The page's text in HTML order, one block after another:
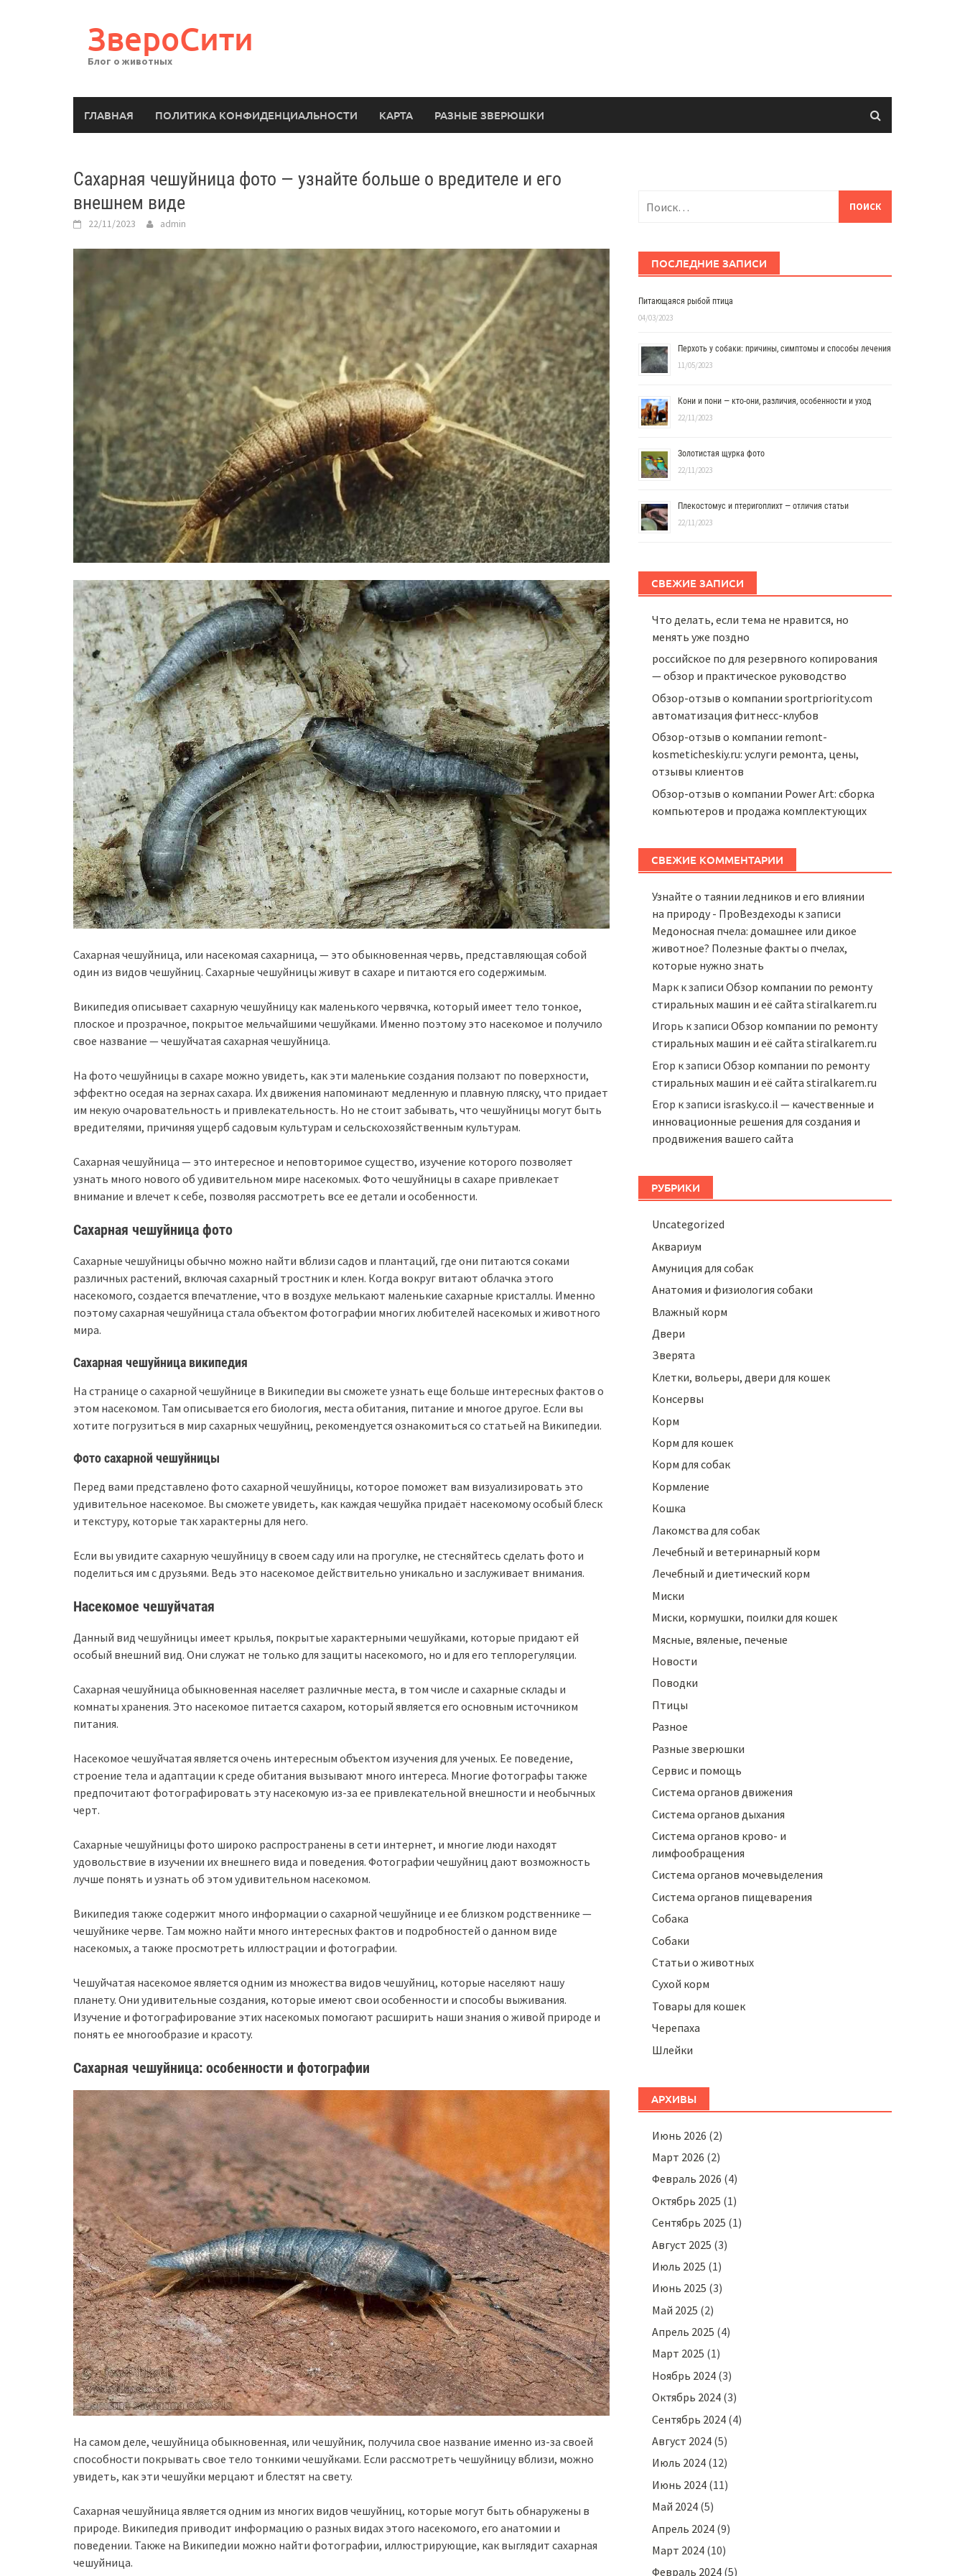
ЗвероСити
Блог о животных
ГЛАВНАЯ ПОЛИТИКА КОНФИДЕНЦИАЛЬНОСТИ КАРТА РАЗНЫЕ ЗВЕРЮШКИ
Сахарная чешуйница фото — узнайте больше о вредителе и его
внешнем виде
22/11/2023 admin
Сахарная чешуйница, или насекомая сахарница, — это обыкновенная червь, представляющая собой
один из видов чешуйниц. Сахарные чешуйницы живут в сахаре и питаются его содержимым.
Википедия описывает сахарную чешуйницу как маленького червячка, который имеет тело тонкое,
плоское и прозрачное, покрытое мельчайшими чешуйками. Именно поэтому это насекомое и получило
свое название — чешуйчатая сахарная чешуйница.
На фото чешуйницы в сахаре можно увидеть, как эти маленькие создания ползают по поверхности,
эффектно оседая на зернах сахара. Их движения напоминают медленную и плавную пляску, что придает
им некую очаровательность и привлекательность. Но не стоит забывать, что чешуйницы могут быть
вредителями, причиняя ущерб садовым культурам и сельскохозяйственным культурам.
Сахарная чешуйница — это интересное и неповторимое существо, изучение которого позволяет
узнать много нового об удивительном мире насекомых. Фото чешуйницы в сахаре привлекает
внимание и влечет к себе, позволяя рассмотреть все ее детали и особенности.
Сахарная чешуйница фото
Сахарные чешуйницы обычно можно найти вблизи садов и плантаций, где они питаются соками
различных растений, включая сахарный тростник и клен. Когда вокруг витают облачка этого
насекомого, создается впечатление, что в воздухе мелькают маленькие сахарные кристаллы. Именно
поэтому сахарная чешуйница стала объектом фотографии многих любителей насекомых и животного
мира.
Сахарная чешуйница википедия
На странице о сахарной чешуйнице в Википедии вы сможете узнать еще больше интересных фактов о
этом насекомом. Там описывается его биология, места обитания, питание и многое другое. Если вы
хотите погрузиться в мир сахарных чешуйниц, рекомендуется ознакомиться со статьей на Википедии.
Фото сахарной чешуйницы
Перед вами представлено фото сахарной чешуйницы, которое поможет вам визуализировать это
удивительное насекомое. Вы сможете увидеть, как каждая чешуйка придаёт насекомому особый блеск
и текстуру, которые так характерны для него.
Если вы увидите сахарную чешуйницу в своем саду или на прогулке, не стесняйтесь сделать фото и
поделиться им с друзьями. Ведь это насекомое действительно уникально и заслуживает внимания.
Насекомое чешуйчатая
Данный вид чешуйницы имеет крылья, покрытые характерными чешуйками, которые придают ей
особый внешний вид. Они служат не только для защиты насекомого, но и для его теплорегуляции.
Сахарная чешуйница обыкновенная населяет различные места, в том числе и сахарные склады и
комнаты хранения. Это насекомое питается сахаром, который является его основным источником
питания.
Насекомое чешуйчатая является очень интересным объектом изучения для ученых. Ее поведение,
строение тела и адаптации к среде обитания вызывают много интереса. Многие фотографы также
предпочитают фотографировать эту насекомую из-за ее привлекательной внешности и необычных
черт.
Сахарные чешуйницы фото широко распространены в сети интернет, и многие люди находят
удовольствие в изучении их внешнего вида и поведения. Фотографии чешуйниц дают возможность
лучше понять и узнать об этом удивительном насекомом.
Википедия также содержит много информации о сахарной чешуйнице и ее близком родственнике —
чешуйнике черве. Там можно найти много интересных фактов и подробностей о данном виде
насекомых, а также просмотреть иллюстрации и фотографии.
Чешуйчатая насекомое является одним из множества видов чешуйниц, которые населяют нашу
планету. Они удивительные создания, которые имеют свои особенности и способы выживания.
Изучение и фотографирование этих насекомых помогают расширить наши знания о живой природе и
понять ее многообразие и красоту.
Сахарная чешуйница: особенности и фотографии
На самом деле, чешуйница обыкновенная, или чешуйник, получила свое название именно из-за своей
способности покрывать свое тело тонкими чешуйками. Если рассмотреть чешуйницу вблизи, можно
увидеть, как эти чешуйки мерцают и блестят на свету.
Сахарная чешуйница является одним из многих видов чешуйниц, которые могут быть обнаружены в
природе. Википедия приводит информацию о разных видах этого насекомого, его анатомии и
поведении. Также на Википедии можно найти фотографии, иллюстрирующие, как выглядит сахарная
чешуйница.
ПОСЛЕДНИЕ ЗАПИСИ
Питающаяся рыбой птица
04/03/2023
Перхоть у собаки: причины, симптомы и способы лечения
11/05/2023
Кони и пони — кто-они, различия, особенности и уход
22/11/2023
Золотистая щурка фото
22/11/2023
Плекостомус и птеригоплихт — отличия статьи
22/11/2023
СВЕЖИЕ ЗАПИСИ
Что делать, если тема не нравится, но
менять уже поздно
российское по для резервного копирования
— обзор и практическое руководство
Обзор-отзыв о компании sportpriority.com
автоматизация фитнесс-клубов
Обзор-отзыв о компании remont-
kosmeticheskiy.ru: услуги ремонта, цены,
отзывы клиентов
Обзор-отзыв о компании Power Art: сборка
компьютеров и продажа комплектующих
СВЕЖИЕ КОММЕНТАРИИ
Узнайте о таянии ледников и его влиянии
на природу - ПроВездеходы к записи
Медоносная пчела: домашнее или дикое
животное? Полезные факты о пчелах,
которые нужно знать
Маркк записи Обзор компании по ремонту
стиральных машин и её сайта stiralkarem.ru
Игорь к записи Обзор компании по ремонту
стиральных машин и её сайта stiralkarem.ru
Егор к записи Обзор компании по ремонту
стиральных машин и её сайта stiralkarem.ru
Егор к записи israsky.co.il — качественные и
инновационные решения для создания и
продвижения вашего сайта
РУБРИКИ
Uncategorized
Аквариум
Амуниция для собак
Анатомия и физиология собаки
Влажный корм
Двери
Зверята
Клетки, вольеры, двери для кошек
Консервы
Корм
Корм для кошек
Корм для собак
Кормление
Кошка
Лакомства для собак
Лечебный и ветеринарный корм
Лечебный и диетический корм
Миски
Миски, кормушки, поилки для кошек
Мясные, вяленые, печеные
Новости
Поводки
Птицы
Разное
Разные зверюшки
Сервис и помощь
Система органов движения
Система органов дыхания
Система органов крово- и
лимфообращения
Система органов мочевыделения
Система органов пищеварения
Собака
Собаки
Статьи о животных
Сухой корм
Товары для кошек
Черепаха
Шлейки
АРХИВЫ
Июнь 2026 (2)
Март 2026 (2)
Февраль 2026 (4)
Октябрь 2025 (1)
Сентябрь 2025 (1)
Август 2025 (3)
Июль 2025 (1)
Июнь 2025 (3)
Май 2025 (2)
Апрель 2025 (4)
Март 2025 (1)
Ноябрь 2024(3)
Октябрь 2024(3)
Сентябрь 2024(4)
Август 2024(5)
Июль 2024(12)
Июнь 2024(11)
Май 2024(5)
Апрель 2024(9)
Март 2024(10)
Февраль 2024(5)